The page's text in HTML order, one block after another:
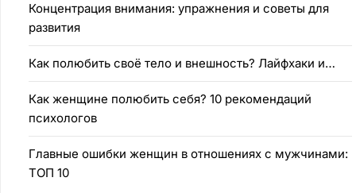
Концентрация внимания: упражнения и советы для
развития
Как полюбить своё тело и внешность? Лайфхаки и…
Как женщине полюбить себя? 10 рекомендаций
психологов
Главные ошибки женщин в отношениях с мужчинами:
ТОП 10